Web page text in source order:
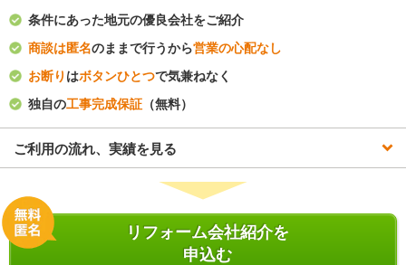
条件にあった地元の優良会社をご紹介
商談は匿名のままで行うから営業の心配なし
お断り はボタンひとつで気兼ねなく
独自の工事完成保証 （無料）
ご利用の流れ、実績を見る
リフォーム会社紹介を
申込む